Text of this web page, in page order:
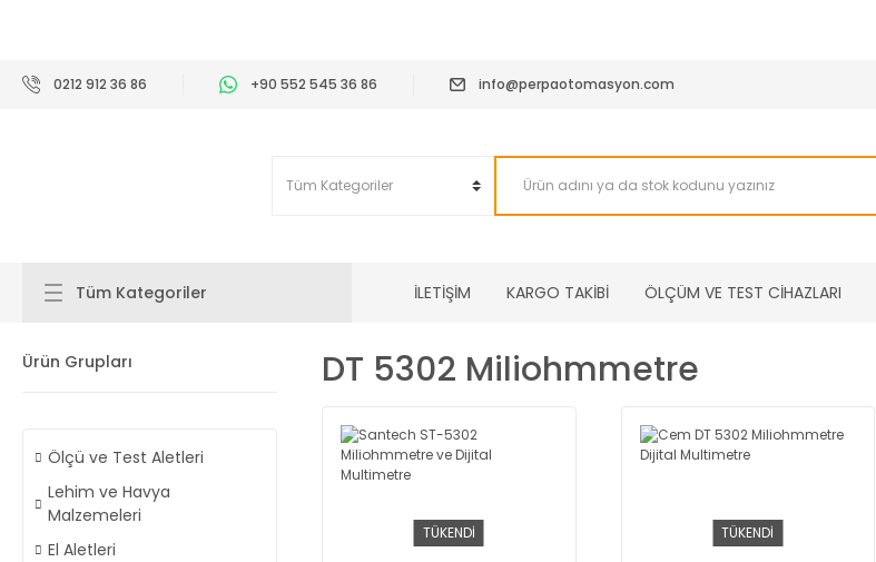
0212 912 36 86 +90 552 545 36 86 info@perpaotomasyon.com
Tüm Kategoriler İLETİŞİM KARGO TAKİBİ ÖLÇÜM VE TEST CİHAZLARI
Ürün Grupları
Ölçü ve Test Aletleri
Lehim ve Havya
Malzemeleri
El Aletleri
DT 5302 Miliohmmetre
TÜKENDİ TÜKENDİ